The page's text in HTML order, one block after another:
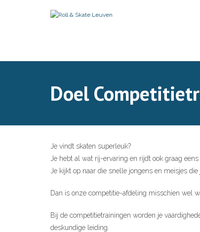
Doel
Je vindt skaten superleuk?
Je hebt al wat rij-ervaring en rijdt ook graag
Je kijkt op naar die snelle jongens en meisjes
Dan is onze competitie-afdeling misschien wel
Bij de competitietrainingen worden je
deskundige leiding.